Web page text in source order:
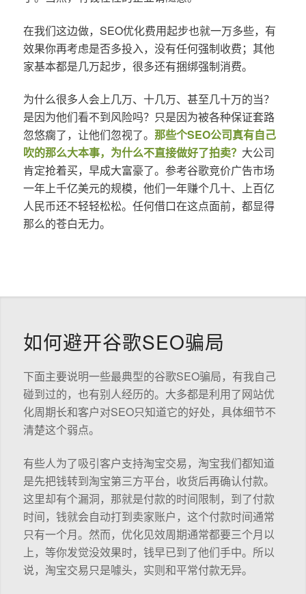
在我们这边做，SEO优化费用起步也就一万多些，有
效果你再考虑是否多投入，没有任何强制收费；其他
家基本都是几万起步，很多还有捆绑强制消费。
为什么很多人会上几万、十几万、甚至几十万的当？
是因为他们看不到风险吗？只是因为被各种保证套路
忽悠瘸了，让他们忽视了。 那些个SEO公司真有自己
吹的那么大本事，为什么不直接做好了拍卖？ 大公司
肯定抢着买，早成大富豪了。参考谷歌竞价广告市场
一年上千亿美元的规模，他们一年赚个几十、上百亿
人民币还不轻轻松松。任何借口在这点面前，都显得
那么的苍白无力。
如何避开谷歌SEO骗局
下面主要说明一些最典型的谷歌SEO骗局，有我自己
碰到过的，也有别人经历的。大多都是利用了网站优
化周期长和客户对SEO只知道它的好处，具体细节不
清楚这个弱点。
有些人为了吸引客户支持淘宝交易，淘宝我们都知道
是先把钱转到淘宝第三方平台，收货后再确认付款。
这里却有个漏洞，那就是付款的时间限制，到了付款
时间，钱就会自动打到卖家账户，这个付款时间通常
只有一个月。然而，优化见效周期通常都要三个月以
上，等你发觉没效果时，钱早已到了他们手中。所以
说，淘宝交易只是噱头，实则和平常付款无异。